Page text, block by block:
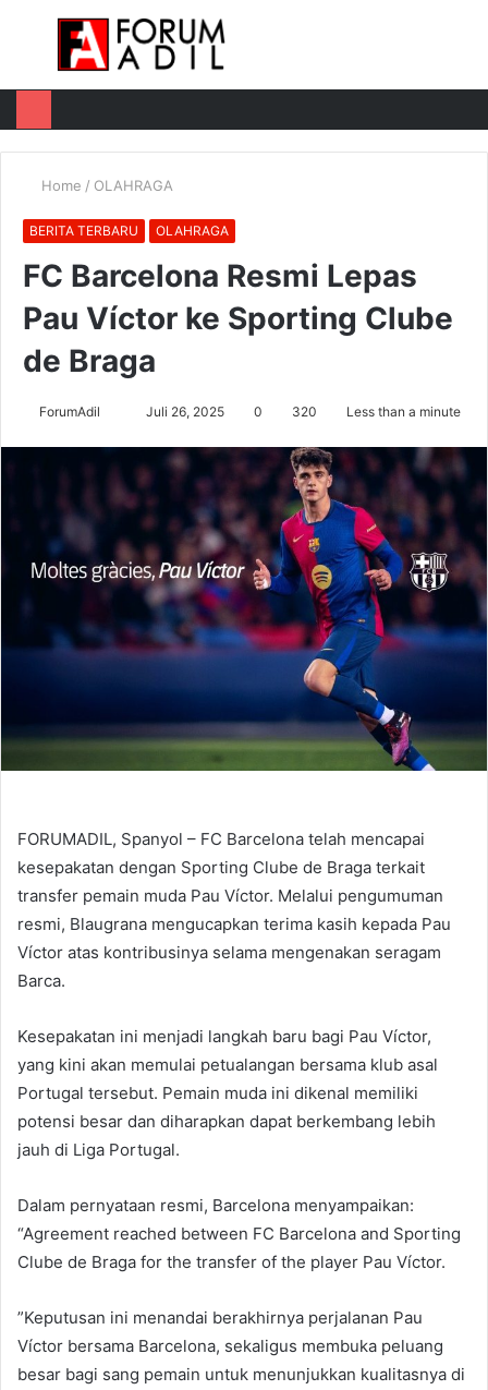
Menu
Home / OLAHRAGA
BERITA TERBARU OLAHRAGA
FC Barcelona Resmi Lepas
Pau Víctor ke Sporting Clube
de Braga
ForumAdil Juli 26, 2025 0 320 Less than a minute
FORUMADIL, Spanyol – FC Barcelona telah mencapai
kesepakatan dengan Sporting Clube de Braga terkait
transfer pemain muda Pau Víctor. Melalui pengumuman
resmi, Blaugrana mengucapkan terima kasih kepada Pau
Víctor atas kontribusinya selama mengenakan seragam
Barca.
Kesepakatan ini menjadi langkah baru bagi Pau Víctor,
yang kini akan memulai petualangan bersama klub asal
Portugal tersebut. Pemain muda ini dikenal memiliki
potensi besar dan diharapkan dapat berkembang lebih
jauh di Liga Portugal.
Dalam pernyataan resmi, Barcelona menyampaikan:
“Agreement reached between FC Barcelona and Sporting
Clube de Braga for the transfer of the player Pau Víctor.
”Keputusan ini menandai berakhirnya perjalanan Pau
Víctor bersama Barcelona, sekaligus membuka peluang
besar bagi sang pemain untuk menunjukkan kualitasnya di